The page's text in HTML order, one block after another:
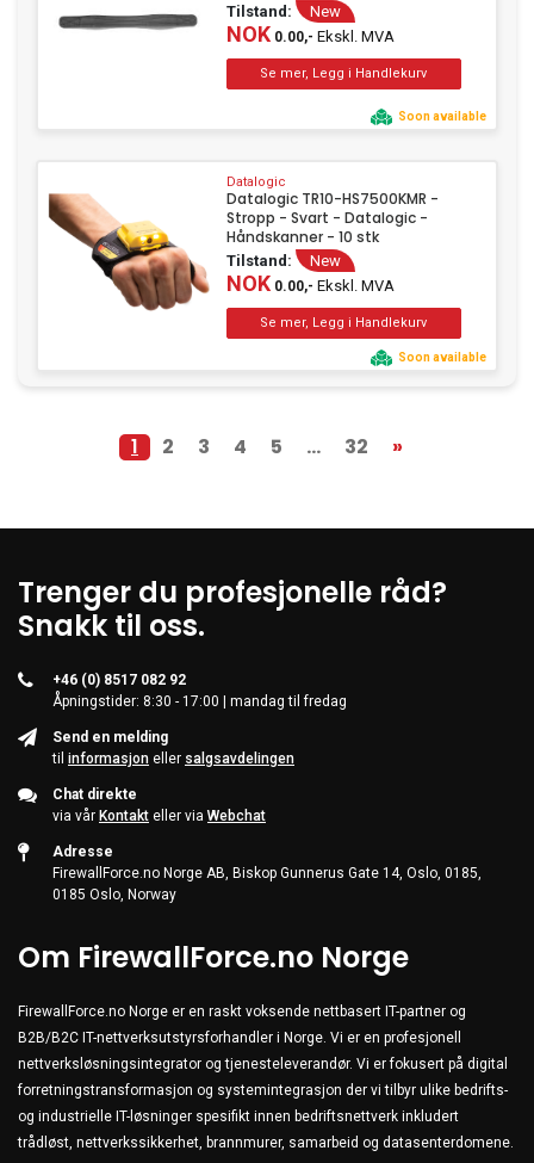
Tilstand: New
NOK0.00,- Ekskl. MVA
Soon available
Datalogic
Datalogic TR10-HS7500KMR -
Stropp - Svart - Datalogic -
Håndskanner - 10 stk
Tilstand: New
NOK0.00,- Ekskl. MVA
Soon available
1 2 3 4 5 ... 32 »
Trenger du profesjonelle råd?
Snakk til oss.
+46 (0) 8517 082 92
Åpningstider: 8:30 - 17:00 | mandag til fredag
Send en melding
til informasjon eller salgsavdelingen
Chat direkte
via vår Kontakt eller via Webchat
Adresse
FirewallForce.no Norge AB, Biskop Gunnerus Gate 14, Oslo, 0185,
0185 Oslo, Norway
Om FirewallForce.no Norge
FirewallForce.no Norge er en raskt voksende nettbasert IT-partner og
B2B/B2C IT-nettverksutstyrsforhandler i Norge. Vi er en profesjonell
nettverksløsningsintegrator og tjenesteleverandør. Vi er fokusert på digital
forretningstransformasjon og systemintegrasjon der vi tilbyr ulike bedrifts-
og industrielle IT-løsninger spesifikt innen bedriftsnettverk inkludert
trådløst, nettverkssikkerhet, brannmurer, samarbeid og datasenterdomene.